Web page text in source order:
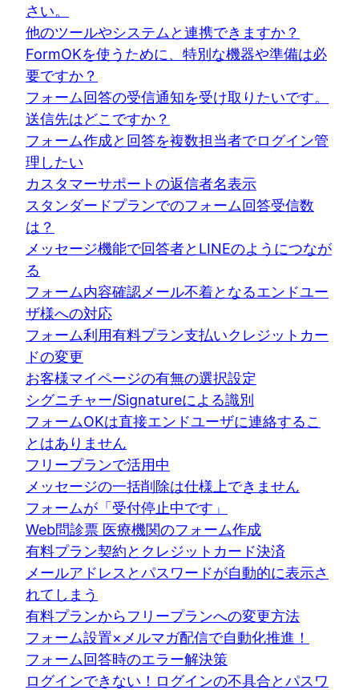
さい。
他のツールやシステムと連携できますか？
FormOKを使うために、特別な機器や準備は必
要ですか？
フォーム回答の受信通知を受け取りたいです。
送信先はどこですか？
フォーム作成と回答を複数担当者でログイン管
理したい
カスタマーサポートの返信者名表示
スタンダードプランでのフォーム回答受信数
は？
メッセージ機能で回答者とLINEのようにつなが
る
フォーム内容確認メール不着となるエンドユー
ザ様への対応
フォーム利用有料プラン支払いクレジットカー
ドの変更
お客様マイページの有無の選択設定
シグニチャー/Signatureによる識別
フォームOKは直接エンドユーザに連絡するこ
とはありません
フリープランで活用中
メッセージの一括削除は仕様上できません
フォームが「受付停止中です」
Web問診票 医療機関のフォーム作成
有料プラン契約とクレジットカード決済
メールアドレスとパスワードが自動的に表示さ
れてしまう
有料プランからフリープランへの変更方法
フォーム設置×メルマガ配信で自動化推進！
フォーム回答時のエラー解決策
ログインできない！ログインの不具合とパスワ